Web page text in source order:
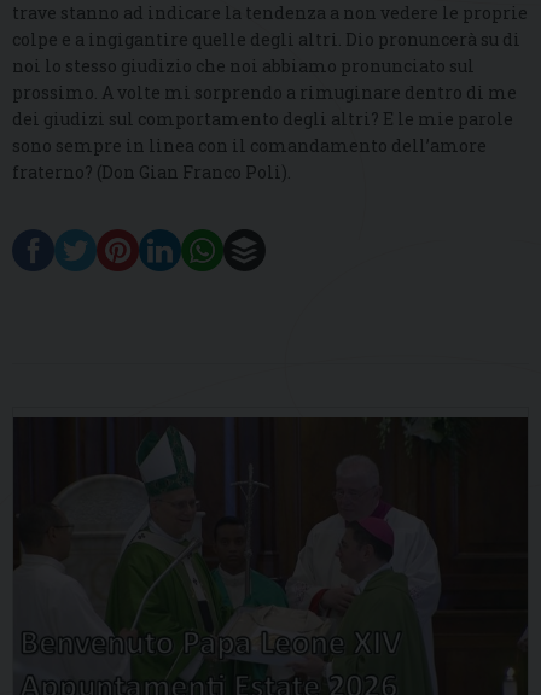
trave stanno ad indicare la tendenza a non vedere le proprie
colpe e a ingigantire quelle degli altri. Dio pronuncerà su di
noi lo stesso giudizio che noi abbiamo pronunciato sul
prossimo. A volte mi sorprendo a rimuginare dentro di me
dei giudizi sul comportamento degli altri? E le mie parole
sono sempre in linea con il comandamento dell’amore
fraterno? (Don Gian Franco Poli).